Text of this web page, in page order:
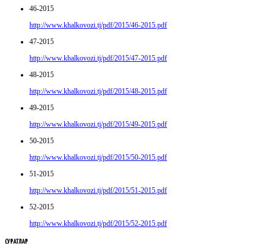
46-2015
http://www.khalkovozi.tj/pdf/2015/46-2015.pdf
47-2015
http://www.khalkovozi.tj/pdf/2015/47-2015.pdf
48-2015
http://www.khalkovozi.tj/pdf/2015/48-2015.pdf
49-2015
http://www.khalkovozi.tj/pdf/2015/49-2015.pdf
50-2015
http://www.khalkovozi.tj/pdf/2015/50-2015.pdf
51-2015
http://www.khalkovozi.tj/pdf/2015/51-2015.pdf
52-2015
http://www.khalkovozi.tj/pdf/2015/52-2015.pdf
СУРАТЛАР